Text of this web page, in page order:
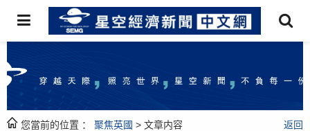
您當前的位置 ： 聚焦英國 > 文章内容 返回